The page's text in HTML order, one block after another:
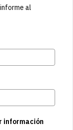
al
información